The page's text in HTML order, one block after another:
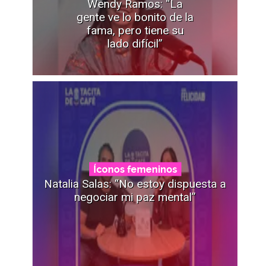
Wendy Ramos: “La
gente ve lo bonito de la
fama, pero tiene su
lado difícil”
Íconos femeninos
Natalia Salas: “No estoy dispuesta a
negociar mi paz mental”